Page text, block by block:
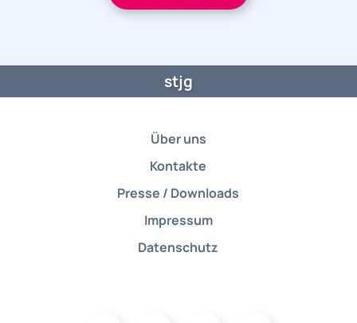
stjg
Über uns
Kontakte
Presse / Downloads
Impressum
Datenschutz